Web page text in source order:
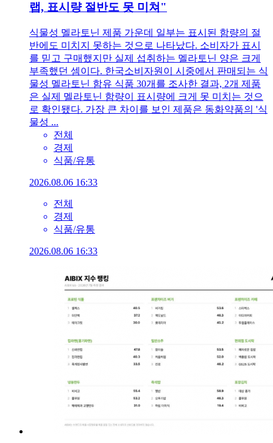
랩, 표시량 절반도 못 미쳐"
식물성 멜라토닌 제품 가운데 일부는 표시된 함량의 절
반에도 미치지 못하는 것으로 나타났다. 소비자가 표시
를 믿고 구매했지만 실제 섭취하는 멜라토닌 양은 크게
부족했던 셈이다. 한국소비자원이 시중에서 판매되는 식
물성 멜라토닌 함유 식품 30개를 조사한 결과, 2개 제품
은 실제 멜라토닌 함량이 표시량에 크게 못 미치는 것으
로 확인됐다. 가장 큰 차이를 보인 제품은 동화약품의 '식
물성 ...
전체
경제
식품/유통
2026.08.06 16:33
전체
경제
식품/유통
2026.08.06 16:33